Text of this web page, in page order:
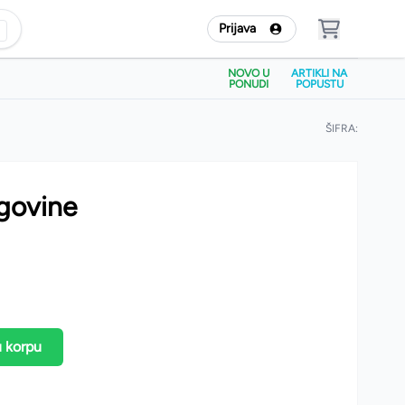
Prijava
NOVO U
PONUDI
ARTIKLI NA
POPUSTU
ŠIFRA:
korpu